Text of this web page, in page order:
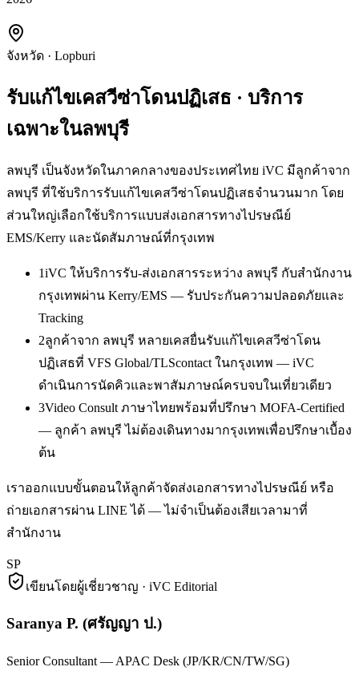
จังหวัด · Lopburi
รับแก้ไขเคสวีซ่าโดนปฏิเสธ · บริการ
เฉพาะในลพบุรี
ลพบุรี เป็นจังหวัดในภาคกลางของประเทศไทย iVC มีลูกค้าจาก
ลพบุรี ที่ใช้บริการรับแก้ไขเคสวีซ่าโดนปฏิเสธจำนวนมาก โดย
ส่วนใหญ่เลือกใช้บริการแบบส่งเอกสารทางไปรษณีย์
EMS/Kerry และนัดสัมภาษณ์ที่กรุงเทพ
1iVC ให้บริการรับ-ส่งเอกสารระหว่าง ลพบุรี กับสำนักงาน
กรุงเทพผ่าน Kerry/EMS — รับประกันความปลอดภัยและ
Tracking
2ลูกค้าจาก ลพบุรี หลายเคสยื่นรับแก้ไขเคสวีซ่าโดน
ปฏิเสธที่ VFS Global/TLScontact ในกรุงเทพ — iVC
ดำเนินการนัดคิวและพาสัมภาษณ์ครบจบในเที่ยวเดียว
3Video Consult ภาษาไทยพร้อมที่ปรึกษา MOFA-Certified
— ลูกค้า ลพบุรี ไม่ต้องเดินทางมากรุงเทพเพื่อปรึกษาเบื้อง
ต้น
เราออกแบบขั้นตอนให้ลูกค้าจัดส่งเอกสารทางไปรษณีย์ หรือ
ถ่ายเอกสารผ่าน LINE ได้ — ไม่จำเป็นต้องเสียเวลามาที่
สำนักงาน
SP
เขียนโดยผู้เชี่ยวชาญ · iVC Editorial
Saranya P. (ศรัญญา ป.)
Senior Consultant — APAC Desk (JP/KR/CN/TW/SG)